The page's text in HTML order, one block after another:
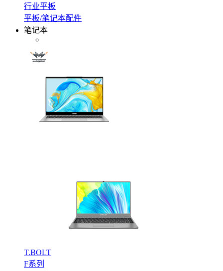
行业平板
平板/笔记本配件
笔记本
T.BOLT
F系列